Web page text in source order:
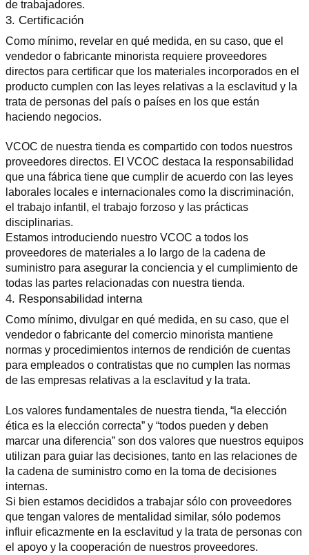
de trabajadores.
3. Certificación
Como mínimo, revelar en qué medida, en su caso, que el
vendedor o fabricante minorista requiere proveedores
directos para certificar que los materiales incorporados en el
producto cumplen con las leyes relativas a la esclavitud y la
trata de personas del país o países en los que están
haciendo negocios.
VCOC de nuestra tienda es compartido con todos nuestros
proveedores directos. El VCOC destaca la responsabilidad
que una fábrica tiene que cumplir de acuerdo con las leyes
laborales locales e internacionales como la discriminación,
el trabajo infantil, el trabajo forzoso y las prácticas
disciplinarias.
Estamos introduciendo nuestro VCOC a todos los
proveedores de materiales a lo largo de la cadena de
suministro para asegurar la conciencia y el cumplimiento de
todas las partes relacionadas con nuestra tienda.
4. Responsabilidad interna
Como mínimo, divulgar en qué medida, en su caso, que el
vendedor o fabricante del comercio minorista mantiene
normas y procedimientos internos de rendición de cuentas
para empleados o contratistas que no cumplen las normas
de las empresas relativas a la esclavitud y la trata.
Los valores fundamentales de nuestra tienda, “la elección
ética es la elección correcta” y “todos pueden y deben
marcar una diferencia” son dos valores que nuestros equipos
utilizan para guiar las decisiones, tanto en las relaciones de
la cadena de suministro como en la toma de decisiones
internas.
Si bien estamos decididos a trabajar sólo con proveedores
que tengan valores de mentalidad similar, sólo podemos
influir eficazmente en la esclavitud y la trata de personas con
el apoyo y la cooperación de nuestros proveedores.